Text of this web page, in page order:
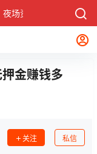
夜场资讯 社区
金赚钱多
关注 私信